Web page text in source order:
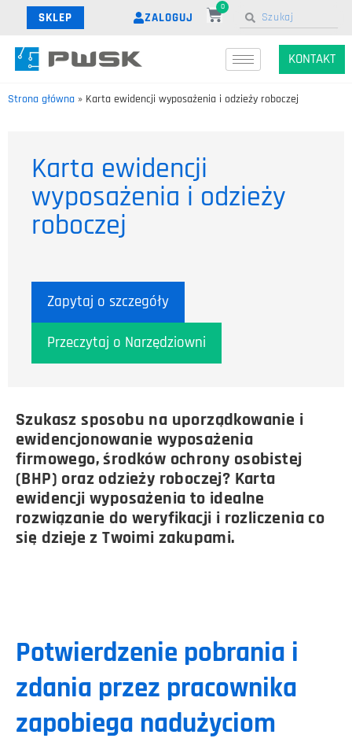
SKLEP ZALOGUJ
0
KONTAKT
Strona główna » Karta ewidencji wyposażenia i odzieży roboczej
Karta ewidencji
wyposażenia i odzieży
roboczej
Zapytaj o szczegóły
Przeczytaj o Narzędziowni
Szukasz sposobu na uporządkowanie i
ewidencjonowanie wyposażenia
firmowego, środków ochrony osobistej
(BHP) oraz odzieży roboczej? Karta
ewidencji wyposażenia to idealne
rozwiązanie do weryfikacji i rozliczenia co
się dzieje z Twoimi zakupami.
Potwierdzenie pobrania i
zdania przez pracownika
zapobiega nadużyciom